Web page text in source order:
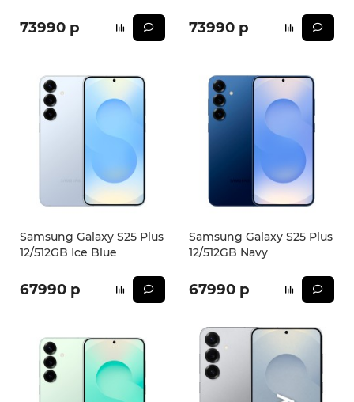
73990 р 73990 р
Samsung Galaxy S25 Plus
12/512GB Ice Blue
67990 р
Samsung Galaxy S25 Plus
12/512GB Navy
67990 р